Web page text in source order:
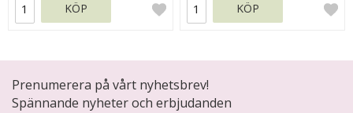
KÖP KÖP
Prenumerera på vårt nyhetsbrev!
Spännande nyheter och erbjudanden